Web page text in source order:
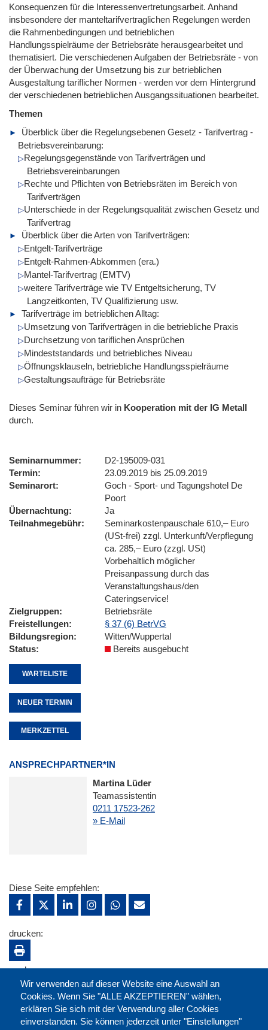
Konsequenzen für die Interessenvertretungsarbeit. Anhand
insbesondere der manteltarifvertraglichen Regelungen werden
die Rahmenbedingungen und betrieblichen
Handlungsspielräume der Betriebsräte herausgearbeitet und
thematisiert. Die verschiedenen Aufgaben der Betriebsräte - von
der Überwachung der Umsetzung bis zur betrieblichen
Ausgestaltung tariflicher Normen - werden vor dem Hintergrund
der verschiedenen betrieblichen Ausgangssituationen bearbeitet.
Themen
Überblick über die Regelungsebenen Gesetz - Tarifvertrag -
Betriebsvereinbarung:
Regelungsgegenstände von Tarifverträgen und
Betriebsvereinbarungen
Rechte und Pflichten von Betriebsräten im Bereich von
Tarifverträgen
Unterschiede in der Regelungsqualität zwischen Gesetz und
Tarifvertrag
Überblick über die Arten von Tarifverträgen:
Entgelt-Tarifverträge
Entgelt-Rahmen-Abkommen (era.)
Mantel-Tarifvertrag (EMTV)
weitere Tarifverträge wie TV Entgeltsicherung, TV
Langzeitkonten, TV Qualifizierung usw.
Tarifverträge im betrieblichen Alltag:
Umsetzung von Tarifverträgen in die betriebliche Praxis
Durchsetzung von tariflichen Ansprüchen
Mindeststandards und betriebliches Niveau
Öffnungsklauseln, betriebliche Handlungsspielräume
Gestaltungsaufträge für Betriebsräte
Dieses Seminar führen wir in Kooperation mit der IG Metall
durch.
Seminarnummer
D2-195009-031
Termin
23.09.2019 bis 25.09.2019
Seminarort
Goch - Sport- und Tagungshotel De
Poort
Übernachtung
Ja
Teilnahmegebühr
Seminarkostenpauschale 610,– Euro
(USt-frei) zzgl. Unterkunft/Verpflegung
ca. 285,– Euro (zzgl. USt)
Vorbehaltlich möglicher
Preisanpassung durch das
Veranstaltungshaus/den
Cateringservice!
Zielgruppen
Betriebsräte
Freistellungen
§ 37 (6) BetrVG
Bildungsregion
Witten/Wuppertal
Status
Bereits ausgebucht
WARTELISTE
NEUER TERMIN
MERKZETTEL
ANSPRECHPARTNER*IN
Martina Lüder
Teamassistentin
0211 17523-262
» E-Mail
Wir verwenden auf dieser Website eine Auswahl an
Cookies. Wenn Sie "ALLE AKZEPTIEREN" wählen,
erklären Sie sich mit der Verwendung aller Cookies
einverstanden. Sie können jederzeit unter "Einstellungen"
Diese Seite empfehlen:
drucken:
merken: